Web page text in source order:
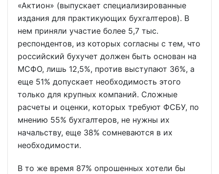
«Актион» (выпускает специализированные
издания для практикующих бухгалтеров). В
нем приняли участие более 5,7 тыс.
респондентов, из которых согласны с тем, что
российский бухучет должен быть основан на
МСФО, лишь 12,5%, против выступают 36%, а
еще 51% допускает необходимость этого
только для крупных компаний. Сложные
расчеты и оценки, которых требуют ФСБУ, по
мнению 55% бухгалтеров, не нужны их
начальству, еще 38% сомневаются в их
необходимости.
В то же время 87% опрошенных хотели бы